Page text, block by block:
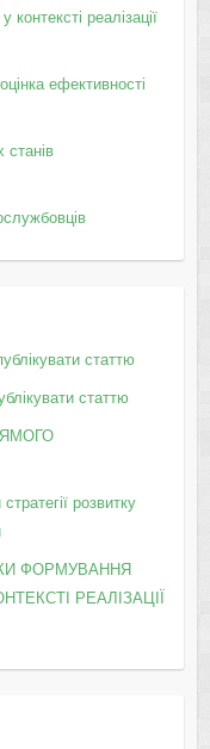
контексті реалізації
ефективності
станів
статтю
статтю
розвитку
ФОРМУВАННЯ
РЕАЛІЗАЦІЇ